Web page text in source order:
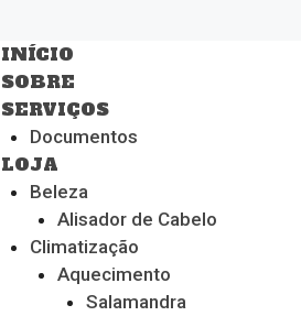
INÍCIO
SOBRE
SERVIÇOS
Documentos
LOJA
Beleza
Alisador de Cabelo
Climatização
Aquecimento
Salamandra